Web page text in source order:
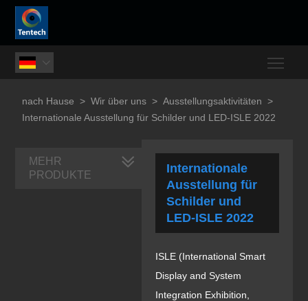

nach Hause > Wir über uns > Ausstellungsaktivitäten >
Internationale Ausstellung für Schilder und LED-ISLE 2022
Internationale
Ausstellung für
Schilder und
LED-ISLE 2022
ISLE (International Smart
Display and System
Integration Exhibition,
MEHR
PRODUKTE